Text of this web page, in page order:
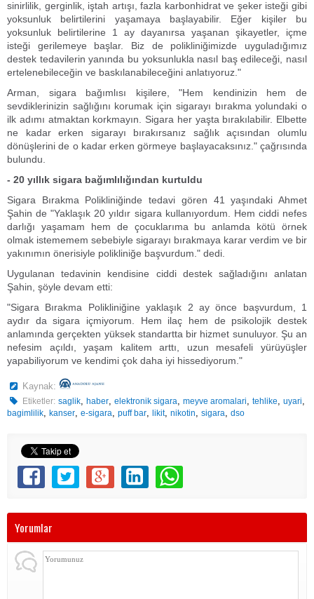
sinirlilik, gerginlik, iştah artışı, fazla karbonhidrat ve şeker isteği gibi
yoksunluk belirtilerini yaşamaya başlayabilir. Eğer kişiler bu
yoksunluk belirtilerine 1 ay dayanırsa yaşanan şikayetler, içme
isteği gerilemeye başlar. Biz de polikliniğimizde uyguladığımız
destek tedavilerin yanında bu yoksunlukla nasıl baş edileceği, nasıl
ertelenebileceğin ve baskılanabileceğini anlatıyoruz."
Arman, sigara bağımlısı kişilere, "Hem kendinizin hem de
sevdiklerinizin sağlığını korumak için sigarayı bırakma yolundaki o
ilk adımı atmaktan korkmayın. Sigara her yaşta bırakılabilir. Elbette
ne kadar erken sigarayı bırakırsanız sağlık açısından olumlu
dönüşlerini de o kadar erken görmeye başlayacaksınız." çağrısında
bulundu.
- 20 yıllık sigara bağımlılığından kurtuldu
Sigara Bırakma Polikliniğinde tedavi gören 41 yaşındaki Ahmet
Şahin de "Yaklaşık 20 yıldır sigara kullanıyordum. Hem ciddi nefes
darlığı yaşamam hem de çocuklarıma bu anlamda kötü örnek
olmak istememem sebebiyle sigarayı bırakmaya karar verdim ve bir
yakınımın önerisiyle polikliniğe başvurdum." dedi.
Uygulanan tedavinin kendisine ciddi destek sağladığını anlatan
Şahin, şöyle devam etti:
"Sigara Bırakma Polikliniğine yaklaşık 2 ay önce başvurdum, 1
aydır da sigara içmiyorum. Hem ilaç hem de psikolojik destek
anlamında gerçekten yüksek standartta bir hizmet sunuluyor. Şu an
nefesim açıldı, yaşam kalitem arttı, uzun mesafeli yürüyüşler
yapabiliyorum ve kendimi çok daha iyi hissediyorum."
Kaynak:
Etiketler: saglik,haber,elektronik sigara,meyve aromalari,tehlike,uyari,
bagimlilik, kanser, e-sigara, puff bar, likit, nikotin, sigara, dso
Yorumlar